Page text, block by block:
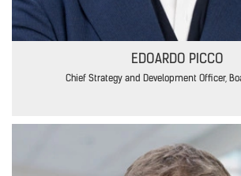
EDOARDO PICCO
Chief Strategy and Development Officer,